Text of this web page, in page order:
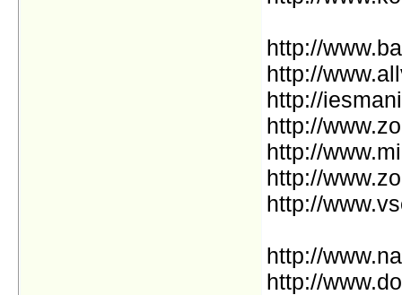
http://
http://
http://
http://
http://
http://
http://
http://
http://